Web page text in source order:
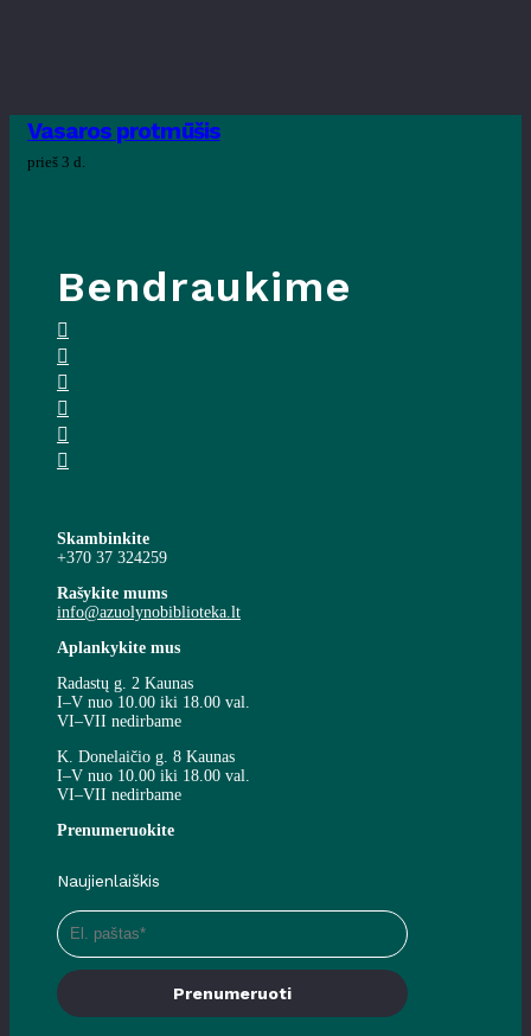
Vasaros protmūšis
prieš 3 d.
Bendraukime
Skambinkite
+370 37 324259
Rašykite mums
info@azuolynobiblioteka.lt
Aplankykite mus
Radastų g. 2 Kaunas
I–V nuo 10.00 iki 18.00 val.
VI–VII nedirbame
K. Donelaičio g. 8 Kaunas
I–V nuo 10.00 iki 18.00 val.
VI–VII nedirbame
Prenumeruokite
Naujienlaiškis
Prenumeruoti